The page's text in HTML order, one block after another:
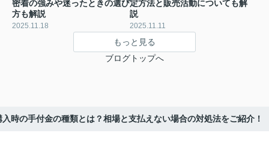
密着の強みや迷ったときの選び
方も解説
2025.11.18
定方法と販売活動についても解
説
2025.11.11
もっと見る
ブログトップへ
入時の手付金の種類とは？相場と支払えない場合の対処法をご紹介！